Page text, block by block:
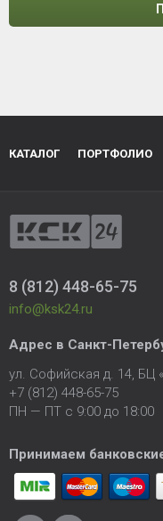
КАТАЛОГ ПОРТФОЛИО
8 (812) 448-65-75
info@ksk24.ru
Адрес в Санкт-
ул. Софийская д. 14,
+7 (812) 448-65-75
ПН — ПТ с 9:00 до 18:00
Принимаем